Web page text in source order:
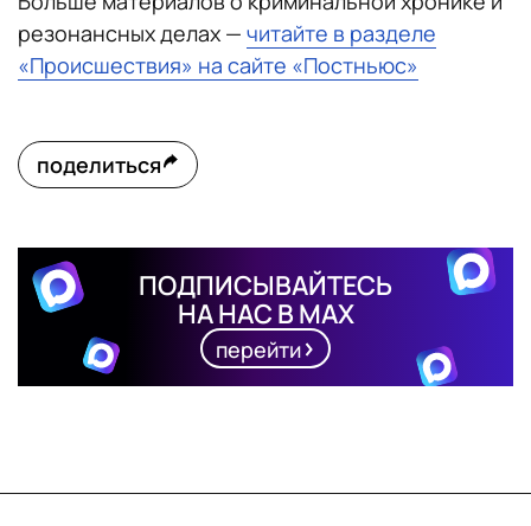
резонансных делах — читайте в разделе
«Происшествия» на сайте «Постньюс»
поделиться
ПОДПИСЫВАЙТЕСЬ
НА НАС В MAX
перейти